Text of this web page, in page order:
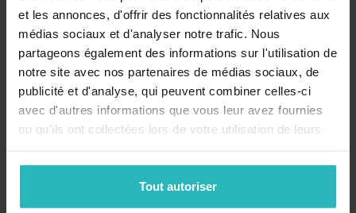
et les annonces, d'offrir des fonctionnalités relatives aux
médias sociaux et d'analyser notre trafic. Nous
partageons également des informations sur l'utilisation de
notre site avec nos partenaires de médias sociaux, de
publicité et d'analyse, qui peuvent combiner celles-ci
avec d'autres informations que vous leur avez fournies
ou qu'ils ont collectées lors de votre utilisation de leurs
Tout autoriser
Recevez nos conseils, actualités et promotions par email
!
Mon compte